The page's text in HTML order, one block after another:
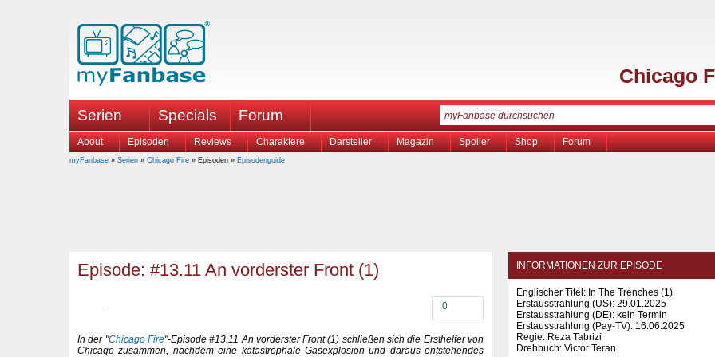
Chicago
Serien Specials Forum
About Episoden Reviews Charaktere Darsteller Magazin Spoiler Shop Forum
myFanbase » Serien » Chicago Fire » Episoden » Episodenguide
Episode: #13.11 An vorderster Front (1)
0
In der "Chicago Fire"-Episode #13.11 An vorderster Front (1) schließen sich die Ersthelfer von
Chicago zusammen, nachdem eine katastrophale Gasexplosion und daraus entstehendes
INFORMATIONEN ZUR EPISODE
Englischer Titel: In The Trenches (1)
Erstausstrahlung (US): 29.01.2025
Erstausstrahlung (DE): kein Termin
Erstausstrahlung (Pay-TV): 16.06.2025
Regie: Reza Tabrizi
Drehbuch: Victor Teran